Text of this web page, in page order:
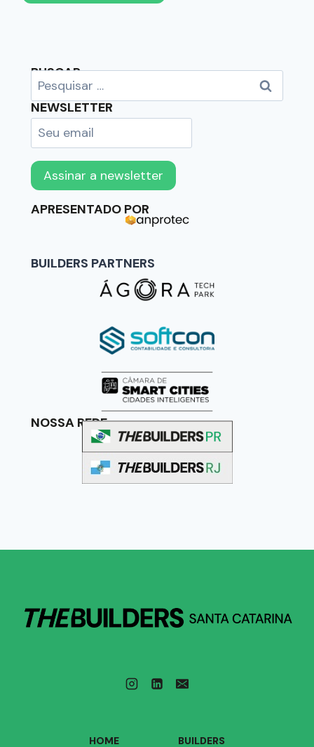
BUSCAR
NEWSLETTER
APRESENTADO POR
BUILDERS PARTNERS
NOSSA REDE
HOME BUILDERS